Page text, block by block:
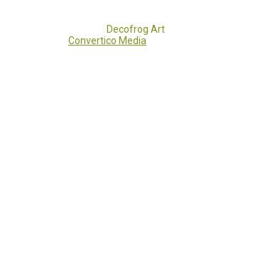
Decofrog Art
Convertico Media